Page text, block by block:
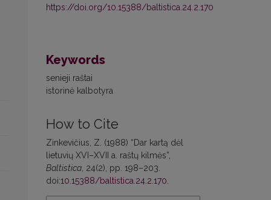
https://doi.org/10.15388/baltistica.24.2.170
Keywords
senieji raštai
istorinė kalbotyra
How to Cite
Zinkevičius, Z. (1988) “Dar kartą dėl
lietuvių XVI–XVII a. raštų kilmės”,
Baltistica, 24(2), pp. 198–203.
doi:10.15388/baltistica.24.2.170.